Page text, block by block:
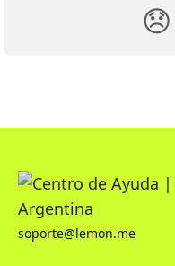
😞
soporte@lemon.me